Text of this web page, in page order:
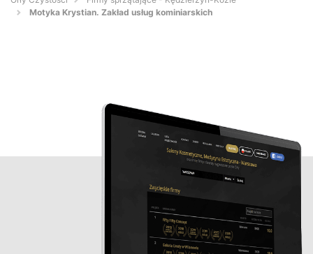
Motyka Krystian. Zakład usług kominiarskich